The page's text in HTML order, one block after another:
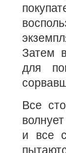
Затем
для
Все
и все